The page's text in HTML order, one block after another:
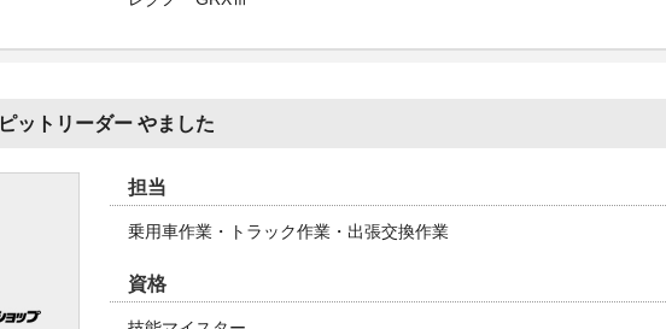
ピットリーダー やました
担当
乗用車作業・トラック作業・出張交換作業
資格